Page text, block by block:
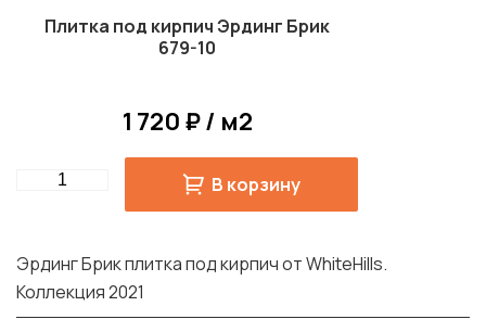
Плитка под кирпич Эрдинг Брик
679-10
1 720 ₽ / м2
Quantity В корзину
Эрдинг Брик плитка под кирпич от WhiteHills.
Коллекция 2021